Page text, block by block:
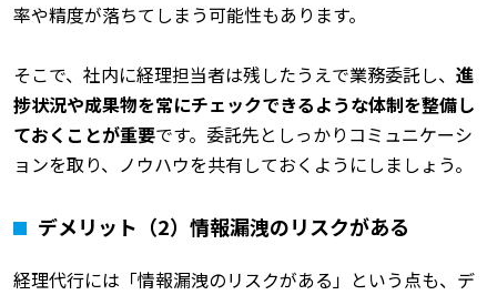
率や精度が落ちてしまう可能性もあります。
そこで、社内に経理担当者は残したうえで業務委託し、 進
捗状況や成果物を常にチェックできるような体制を整備し
ておくことが重要です。委託先としっかりコミュニケーシ
ョンを取り、ノウハウを共有しておくようにしましょう。
デメリット（2）情報漏洩のリスクがある
経理代行には「情報漏洩のリスクがある」という点も、デ